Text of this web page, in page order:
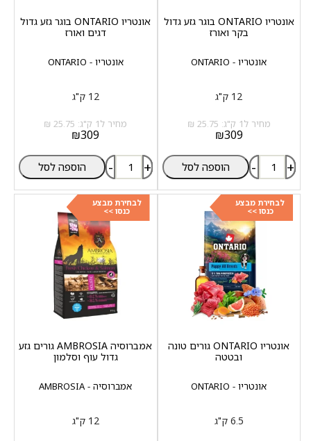
אונטריו - ONTARIO
אונטריו ONTARIO בוגר גזע גדול
בקר ואורז
12 ק"ג
מחיר ל1 ק"ג: 25.75 ₪
₪309
- + הוספה לסל
אונטריו - ONTARIO
אונטריו ONTARIO בוגר גזע גדול
דגים ואורז
12 ק"ג
מחיר ל1 ק"ג: 25.75 ₪
₪309
- + הוספה לסל
לבחירת מבצע
כנסו >>
אונטריו - ONTARIO
אונטריו ONTARIO גורים טונה
ובטטה
6.5 ק"ג
לבחירת מבצע
כנסו >>
אמברוסיה - AMBROSIA
אמברוסיה AMBROSIA גורים גזע
גדול עוף וסלמון
12 ק"ג